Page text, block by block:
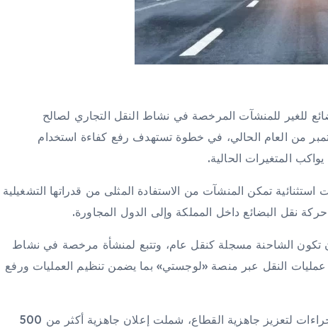
للغير للمنشآت المرخصة في نشاط النقل التجاري لصالح
وذلك بشكل استثنائي حتى تاريخ 25 سبتمبر من العام الحالي، في خطوة تستهدف رفع كفاءة استخدام
المتغيرات الحالية.
تمكن المنشآت من الاستفادة المثلى من قدراتها التشغيلية
نقل البضائع داخل المملكة وإلى الدول المجاورة.
تكون الشاحنة مسجلة كنقل عام، وتتبع لمنشأة مرخصة في نشاط
عمليات النقل عبر منصة «لوجستي» بما يضمن تنظيم العمليات ورفع
وأكدت الهيئة أن هذه الخطوة تأتي ضمن حزمة إجراءات لتعزيز جاهزية القطاع، شملت إعلان جاهزية أكثر من 500